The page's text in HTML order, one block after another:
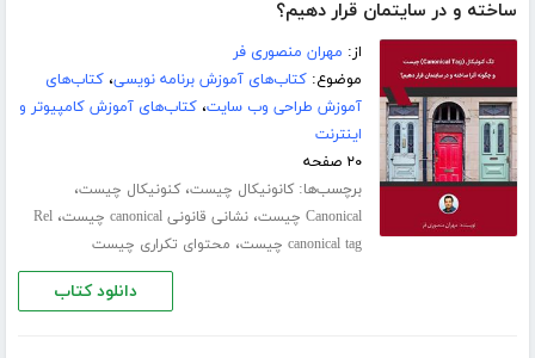
ساخته و در سایتمان قرار دهیم؟
از: مهران منصوری فر
موضوع:کتاب‌های آموزش برنامه نویسی،کتاب‌های
آموزش طراحی وب سایت،کتاب‌های آموزش کامپیوتر و
اینترنت
۲۰ صفحه
برچسب‌ها:کانونیکال چیست،کنونیکال چیست،
Canonical چیست ،نشانی قانونی canonical چیست ،Rel
canonical tag چیست
، محتوای تکراری چیست
دانلود کتاب